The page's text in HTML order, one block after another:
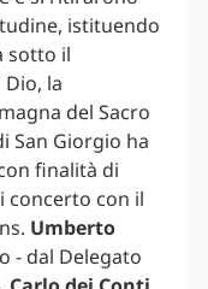
istituendo
sotto il
la
del Sacro
San Giorgio ha
finalità di
concerto con il
Umberto
- dal Delegato